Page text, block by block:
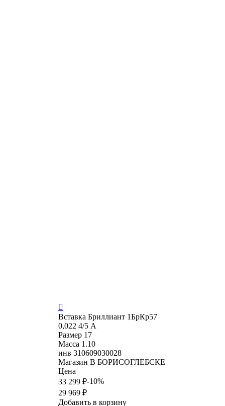

Вставка Бриллиант 1БрКр57
0,022 4/5 А
Размер 17
Масса 1.10
инв 310609030028
Магазин В БОРИСОГЛЕБСКЕ
Цена
33 299 ₽-10%
29 969 ₽
Добавить в корзину